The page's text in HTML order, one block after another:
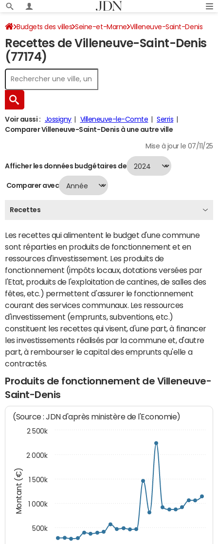
Budgets des villes Seine-et-Marne Villeneuve-Saint-Denis
Recettes 2024
Recettes de Villeneuve-Saint-Denis
(77174)
Voir aussi : Jossigny Villeneuve-le-Comte
Serris
Comparer Villeneuve-Saint-Denis à une autre ville
Mise à jour le 07/11/25
Afficher les données budgétaires de
Comparer avec
Recettes
Les recettes qui alimentent le budget d'une commune
sont réparties en produits de fonctionnement et en
ressources d'investissement. Les produits de
fonctionnement (impôts locaux, dotations versées par
l'Etat, produits de l'exploitation de cantines, de salles des
fêtes, etc.) permettent d'assurer le fonctionnement
courant des services communaux. Les ressources
d'investissement (emprunts, subventions, etc.)
constituent les recettes qui visent, d'une part, à financer
les investissements réalisés par la commune et, d'autre
part, à rembourser le capital des emprunts qu'elle a
contractés.
Produits de fonctionnement de Villeneuve-
Saint-Denis
Montant (€)
(Source : JDN d'après ministère de l'Economie)
500k
1 000k
1 500k
2 000k
2 500k